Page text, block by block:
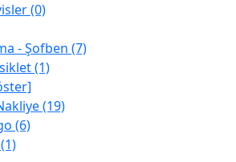
(0)
- Şofben (7)
(1)
(19)
(6)